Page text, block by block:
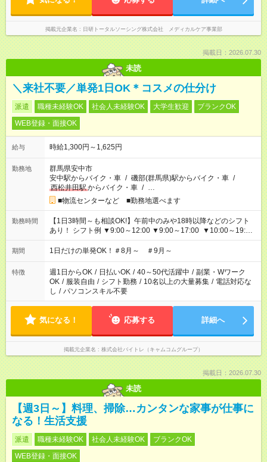
掲載元企業名 日研トータルソーシング株式会社 メディカルケア事業部
掲載日：2026.07.30
未読
＼来社不要／単発1日OK＊コスメの仕分け
派遣 職種未経験OK 社会人未経験OK 大学生歓迎
ブランクOK
WEB登録・面接OK
給与 時給1,300円～1,625円
勤務地
群馬県安中市
安中駅からバイク・車 / 磯部(群馬県)駅からバイク・車 /
西松井田駅からバイク・車 / …
■物流センターなど ■勤務地選べます
勤務時間
【1日3時間～も相談OK!】午前中のみや18時以降などのシフト
あり！ シフト例 ▼9:00～12:00 ▼9:00～17:00 ▼10:00～19:00
▼18:00～21:00
期間 1日だけの単発OK！＃8月～ ＃9月～
特徴 週1日からOK / 日払いOK / 40～50代活躍中 / 副業・Wワーク
OK / 服装自由 / シフト勤務 / 10名以上の大量募集 / 電話対応な
し / パソコンスキル不要
気になる！ 応募する 詳細へ
掲載元企業名 株式会社バイトレ（キャムコムグループ）
掲載日：2026.07.30
未読
【週3日～】料理、掃除…カンタンな家事が仕事に
なる！生活支援
派遣 職種未経験OK 社会人未経験OK
ブランクOK
WEB登録・面接OK